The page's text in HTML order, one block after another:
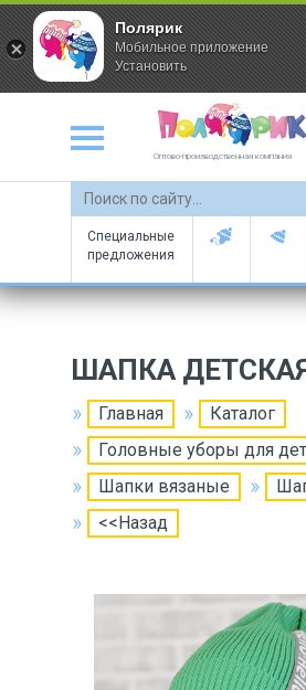
Оптово-производственная компания
Специальные
предложения
ШАПКА
Главная
Каталог
Головные уборы для
Шапки вязаные
<<Назад
Полярик
Мобильное приложение
Установить